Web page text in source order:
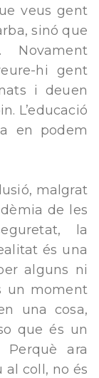
veus gent
sinó que
hi gent
i deuen
L’educació
en podem
malgrat
de les
la
és una
alguns ni
un moment
una cosa,
que és un
Perquè ara
coll, no és